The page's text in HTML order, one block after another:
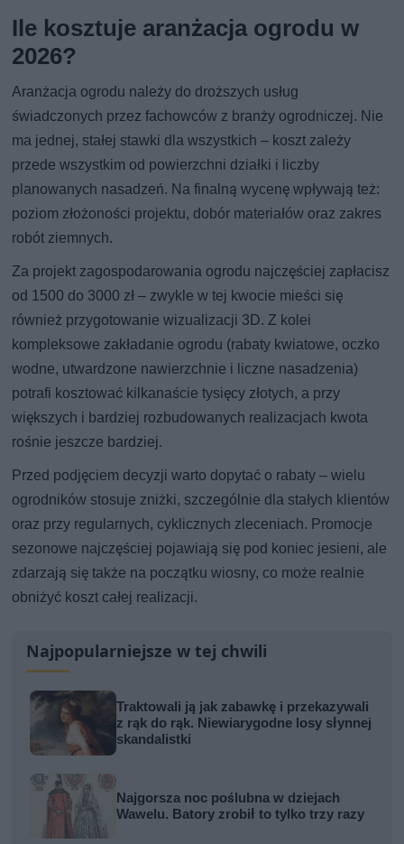
Ile kosztuje aranżacja ogrodu w
2026?
Aranżacja ogrodu należy do droższych usług
świadczonych przez fachowców z branży ogrodniczej. Nie
ma jednej, stałej stawki dla wszystkich – koszt zależy
przede wszystkim od powierzchni działki i liczby
planowanych nasadzeń. Na finalną wycenę wpływają też:
poziom złożoności projektu, dobór materiałów oraz zakres
robót ziemnych.
Za projekt zagospodarowania ogrodu najczęściej zapłacisz
od 1500 do 3000 zł – zwykle w tej kwocie mieści się
również przygotowanie wizualizacji 3D. Z kolei
kompleksowe zakładanie ogrodu (rabaty kwiatowe, oczko
wodne, utwardzone nawierzchnie i liczne nasadzenia)
potrafi kosztować kilkanaście tysięcy złotych, a przy
większych i bardziej rozbudowanych realizacjach kwota
rośnie jeszcze bardziej.
Przed podjęciem decyzji warto dopytać o rabaty – wielu
ogrodników stosuje zniżki, szczególnie dla stałych klientów
oraz przy regularnych, cyklicznych zleceniach. Promocje
sezonowe najczęściej pojawiają się pod koniec jesieni, ale
zdarzają się także na początku wiosny, co może realnie
obniżyć koszt całej realizacji.
Najpopularniejsze w tej chwili
Traktowali ją jak zabawkę i przekazywali
z rąk do rąk. Niewiarygodne losy słynnej
skandalistki
Najgorsza noc poślubna w dziejach
Wawelu. Batory zrobił to tylko trzy razy